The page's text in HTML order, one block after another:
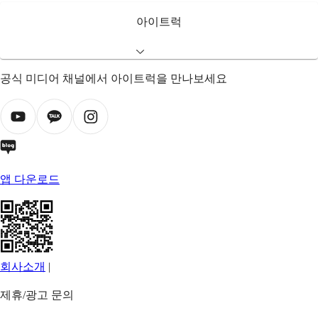
아이트럭
공식 미디어 채널에서 아이트럭을 만나보세요
앱 다운로드
회사소개 |
제휴/광고 문의